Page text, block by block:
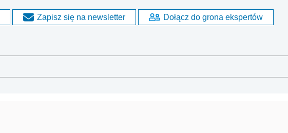
Zapisz się na newsletter Dołącz do grona ekspertów